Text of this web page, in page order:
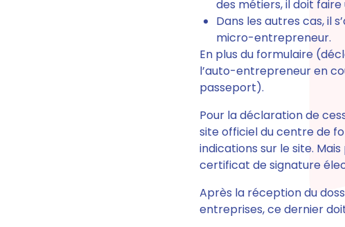
des métiers, il doit faire
Dans les autres cas, il
micro-entrepreneur.
En plus du formulaire
l’auto-entrepreneur en
passeport).
Pour la déclaration de
site officiel du centre de
indications sur le site.
certificat de signature
Après la réception du
entreprises, ce dernier